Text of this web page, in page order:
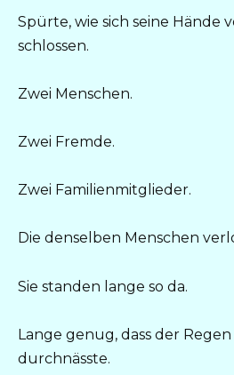
Spürte, wie sich seine Hände
schlossen.
Zwei Menschen.
Zwei Fremde.
Zwei Familienmitglieder.
Die denselben Menschen
Sie standen lange so da.
Lange genug, dass der
durchnässte.